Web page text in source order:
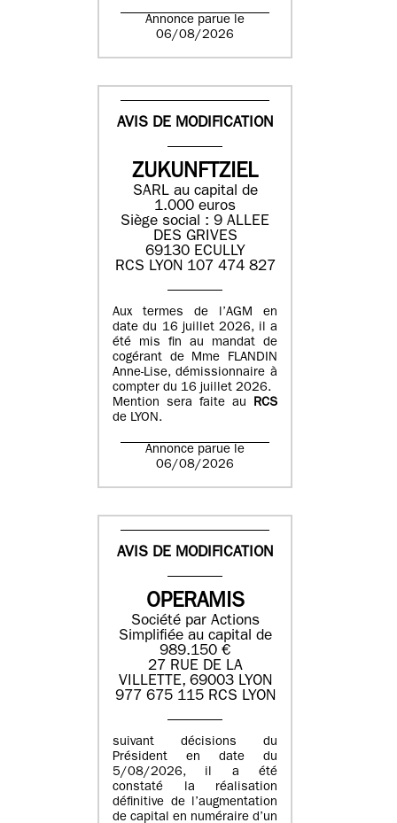
Annonce parue le
06/08/2026
AVIS DE MODIFICATION
ZUKUNFTZIEL
SARL au capital de
1.000 euros
Siège social : 9 ALLEE
DES GRIVES
69130 ECULLY
RCS LYON 107 474 827
Aux termes de l’AGM en
date du 16 juillet 2026, il a
été mis fin au mandat de
cogérant de Mme FLANDIN
Anne-Lise, démissionnaire à
compter du 16 juillet 2026.
Mention sera faite au RCS
de LYON.
Annonce parue le
06/08/2026
AVIS DE MODIFICATION
OPERAMIS
Société par Actions
Simplifiée au capital de
989.150 €
27 RUE DE LA
VILLETTE, 69003 LYON
977 675 115 RCS LYON
suivant décisions du
Président en date du
5/08/2026, il a été
constaté la réalisation
définitive de l’augmentation
de capital en numéraire d’un